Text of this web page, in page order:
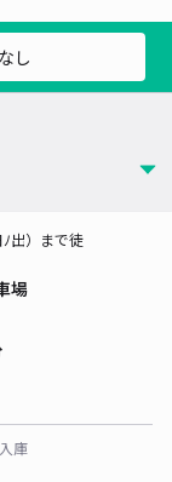
し
場
出）まで徒
庫